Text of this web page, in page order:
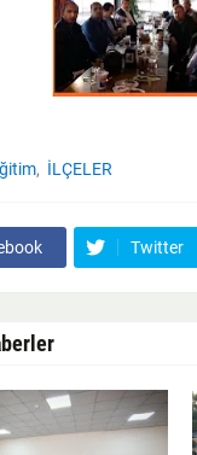
İLÇELER
Twitter